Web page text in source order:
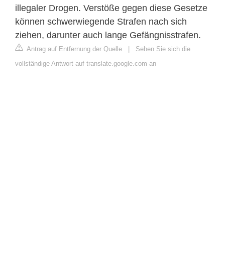
illegaler Drogen. Verstöße gegen diese Gesetze
können schwerwiegende Strafen nach sich
ziehen, darunter auch lange Gefängnisstrafen.
Antrag auf Entfernung der Quelle | Sehen Sie sich die
vollständige Antwort auf translate.google.com an